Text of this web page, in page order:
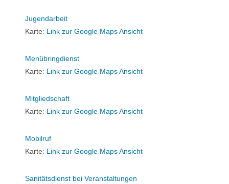
Jugendarbeit
Karte: Link zur Google Maps Ansicht
Menübringdienst
Karte: Link zur Google Maps Ansicht
Mitgliedschaft
Karte: Link zur Google Maps Ansicht
Mobilruf
Karte: Link zur Google Maps Ansicht
Sanitätsdienst bei Veranstaltungen